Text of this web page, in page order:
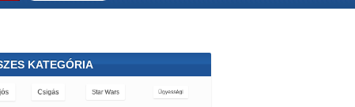
KATEGÓRIA
Csigás Star Wars Ügyességi